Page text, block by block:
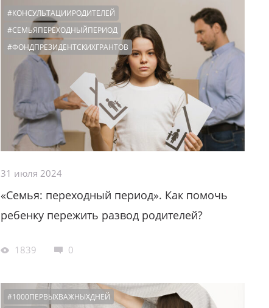
#КОНСУЛЬТАЦИИРОДИТЕЛЕЙ
#СЕМЬЯПЕРЕХОДНЫЙПЕРИОД
#ФОНДПРЕЗИДЕНТСКИХГРАНТОВ
31 июля 2024
«Семья: переходный период». Как помочь
ребенку пережить развод родителей?
1839 0
#1000ПЕРВЫХВАЖНЫХДНЕЙ